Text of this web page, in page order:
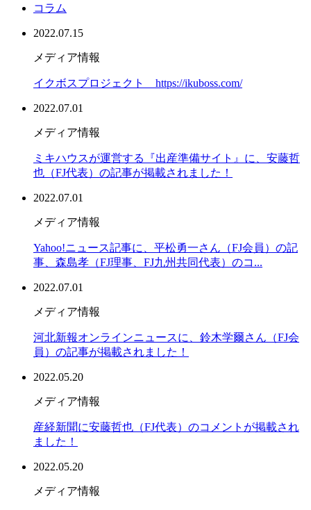
コラム
2022.07.15
メディア情報
イクボスプロジェクト https://ikuboss.com/
2022.07.01
メディア情報
ミキハウスが運営する『出産準備サイト』に、安藤哲
也（FJ代表）の記事が掲載されました！
2022.07.01
メディア情報
Yahoo!ニュース記事に、平松勇一さん（FJ会員）の記
事、森島孝（FJ理事、FJ九州共同代表）のコ...
2022.07.01
メディア情報
河北新報オンラインニュースに、鈴木学爾さん（FJ会
員）の記事が掲載されました！
2022.05.20
メディア情報
産経新聞に安藤哲也（FJ代表）のコメントが掲載され
ました！
2022.05.20
メディア情報